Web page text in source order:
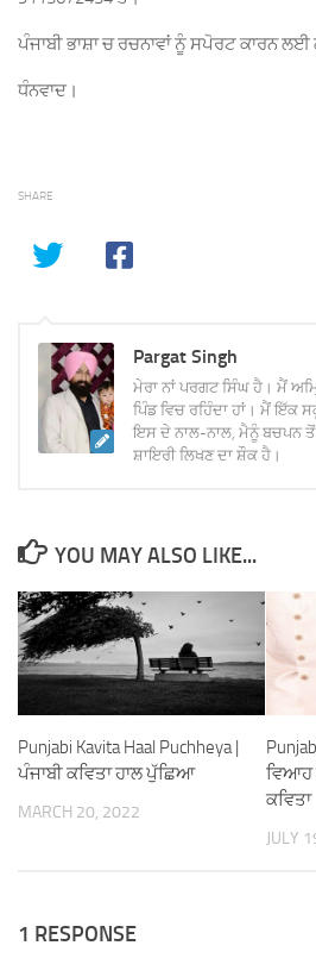
ਪੰਜਾਬੀ ਭਾਸ਼ਾ ਚ ਰਚਨਾਵਾਂ ਨੂੰ ਸਪੋਰਟ ਕਾਰਨ
ਧੰਨਵਾਦ।
SHARE
Pargat Singh
ਮੇਰਾ ਨਾਂ ਪਰਗਟ ਸਿੰਘ ਹੈ। ਮੈਂ
ਪਿੰਡ ਵਿਚ ਰਹਿੰਦਾ ਹਾਂ। ਮੈਂ ਇੱਕ
ਇਸ ਦੇ ਨਾਲ-ਨਾਲ, ਮੈਨੂੰ ਬਚਪਨ ਤੋਂ
ਸ਼ਾਇਰੀ ਲਿਖਣ ਦਾ ਸ਼ੌਕ ਹੈ।
YOU MAY ALSO LIKE...
Punjabi Kavita Haal Puchheya |
ਪੰਜਾਬੀ ਕਵਿਤਾ ਹਾਲ ਪੁੱਛਿਆ
MARCH 20, 2022
ਵਿਆਹ
ਕਵਿਤਾ
JULY
1 RESPONSE